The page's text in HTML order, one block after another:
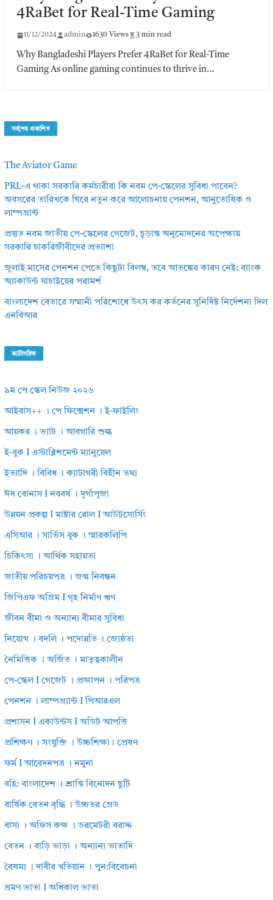
4RaBet for Real-Time Gaming
11/12/2024 admin 1630 Views 3 min read
Why Bangladeshi Players Prefer 4RaBet for Real-Time
Gaming As online gaming continues to thrive in…
সর্বশেষ প্রকাশিত
The Aviator Game
PRL-এ থাকা সরকারি কর্মচারীরা কি নবম পে-স্কেলের সুবিধা পাবেন?
অবসরের তারিখকে ঘিরে নতুন করে আলোচনায় পেনশন, আনুতোষিক ও
লাম্পগ্রান্ট
প্রস্তুত নবম জাতীয় পে-স্কেলের গেজেট, চূড়ান্ত অনুমোদনের অপেক্ষায়
সরকারি চাকরিজীবীদের প্রত্যাশা
জুলাই মাসের পেনশন পেতে কিছুটা বিলম্ব, তবে আতঙ্কের কারণ নেই: ব্যাংক
অ্যাকাউন্ট যাচাইয়ের পরামর্শ
বাংলাদেশ বেতারে সম্মানী পরিশোধে উৎস কর কর্তনের সুনির্দিষ্ট নির্দেশনা দিল
এনবিআর
ক্যাটাগরিজ
৯ম পে স্কেল নিউজ ২০২৬
আইবাস++ । পে ফিক্সেশন । ই-ফাইলিং
আয়কর । ভ্যাট । আবগারি শুল্ক
ই-বুক I এস্টাব্লিশমেন্ট ম্যানুয়েল
ইত্যাদি । বিবিধ । ক্যাটাগরী বিহীন তথ্য
ঈদ বোনাস I নববর্ষ । দূর্গাপূজা
উন্নয়ন প্রকল্প I মাষ্টার রোল I আউটসোর্সিং
এসিআর । সার্ভিস বুক । স্মারকলিপি
চিকিৎসা । আর্থিক সহায়তা
জাতীয় পরিচয়পত্র । জন্ম নিবন্ধন
জিপিএফ অগ্রিম I গৃহ নির্মাণ ঋণ
জীবন বীমা ও অন্যান্য বীমার সুবিধা
নিয়োগ । বদলি । পদোন্নতি । জ্যেষ্ঠতা
নৈমিত্তিক । অর্জিত । মাতৃত্বকালীন
পে-স্কেল I গেজেট । প্রজ্ঞাপন । পরিপত্র
পেনশন । লাম্পগ্র্যান্ট I পিআরএল
প্রশাসন I একাউন্টস I অডিট আপত্তি
প্রশিক্ষণ । সংযুক্তি । উচ্চশিক্ষা। প্রেষণ
ফর্ম I আবেদনপত্র । নমুনা
বহি: বাংলাদেশ । শ্রান্তি বিনোদন ছুটি
বার্ষিক বেতন বৃদ্ধি । উচ্চতর গ্রেড
বাসা । অফিস কক্ষ । ডরমেটরী বরাদ্দ
বেতন । বাড়ি ভাড়া । অন্যান্য ভাতাদি
বৈষম্য । দাবীর খতিয়ান । পুন:বিবেচনা
ভ্রমণ ভাতা I অধিকাল ভাতা